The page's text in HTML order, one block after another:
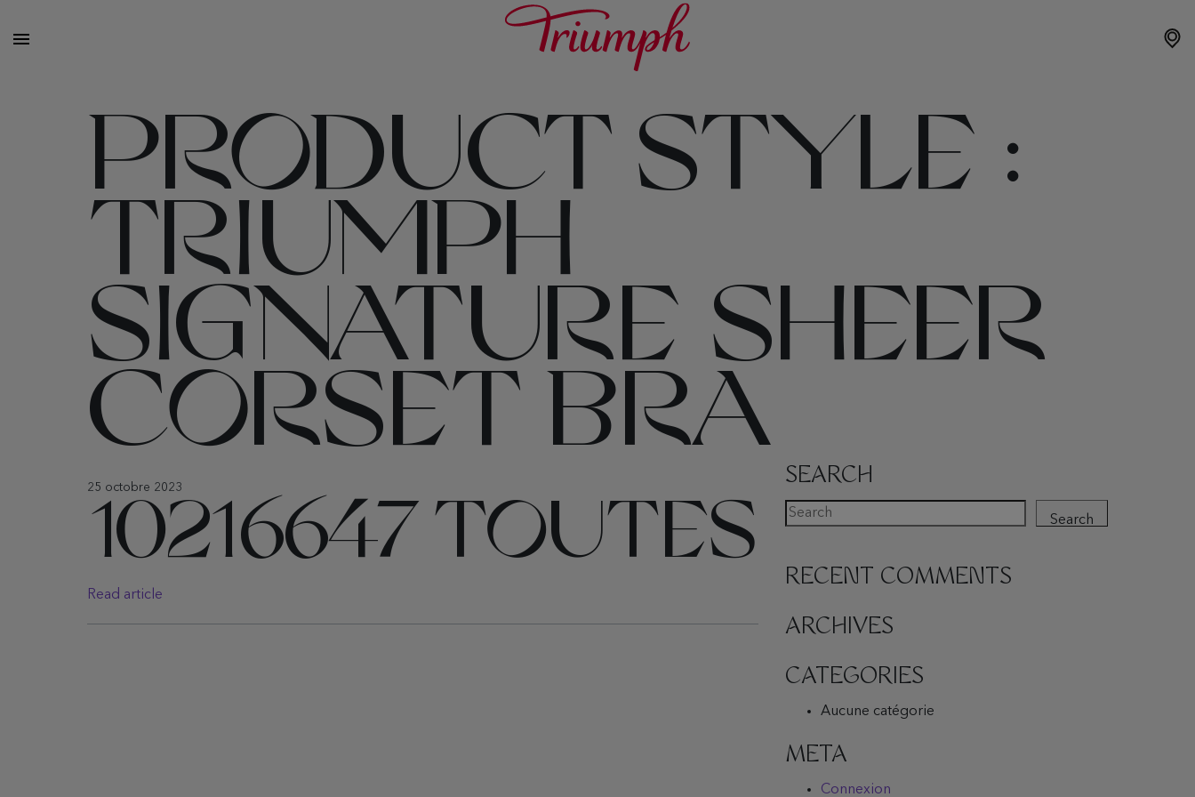
PRODUCT STYLE :
TRIUMPH
SIGNATURE SHEER
CORSET BRA
25 octobre 2023
10216647 TOUTES
Read article
SEARCH
Search
RECENT COMMENTS
ARCHIVES
CATEGORIES
Aucune catégorie
META
Connexion